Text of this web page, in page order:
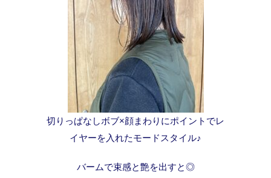
切りっぱなしボブ×顔まわりにポイントでレ
イヤーを入れたモードスタイル♪
バームで束感と艶を出すと◎